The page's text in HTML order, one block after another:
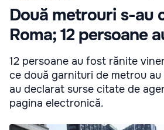
Două metrouri s-au
Roma; 12 persoane
12 persoane au fost rănite
ce două garnituri de metrou
au declarat surse citate de
pagina electronică.